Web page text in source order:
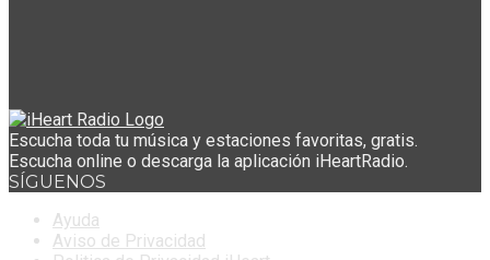
Escucha toda tu música y estaciones favoritas, gratis.
Escucha online o descarga la aplicación iHeartRadio.
SÍGUENOS
Ayuda
Aviso de Privacidad